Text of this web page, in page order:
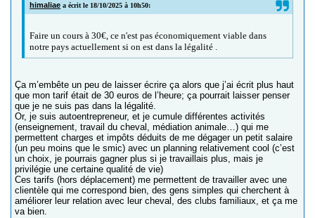
himaliae a écrit le 18/10/2025 à 10h50:
Faire un cours à 30€, ce n'est pas économiquement viable dans
notre pays actuellement si on est dans la légalité .
Ça m’embête un peu de laisser écrire ça alors que j’ai écrit plus haut
que mon tarif était de 30 euros de l’heure; ça pourrait laisser penser
que je ne suis pas dans la légalité.
Or, je suis autoentrepreneur, et je cumule différentes activités
(enseignement, travail du cheval, médiation animale…) qui me
permettent charges et impôts déduits de me dégager un petit salaire
(un peu moins que le smic) avec un planning relativement cool (c’est
un choix, je pourrais gagner plus si je travaillais plus, mais je
privilégie une certaine qualité de vie)
Ces tarifs (hors déplacement) me permettent de travailler avec une
clientèle qui me correspond bien, des gens simples qui cherchent à
améliorer leur relation avec leur cheval, des clubs familiaux, et ça me
va bien.